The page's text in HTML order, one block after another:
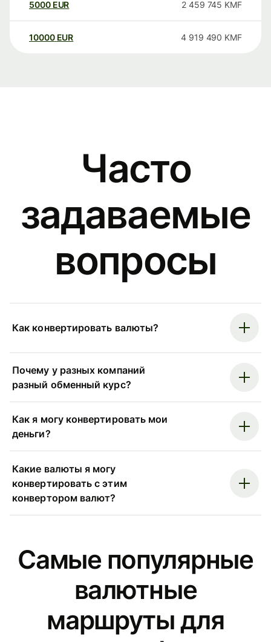
5000 EUR 2 459 745 KMF
10000 EUR 4 919 490 KMF
Часто
задаваемые
вопросы
Как конвертировать валюты?
Почему у разных компаний
разный обменный курс?
Как я могу конвертировать мои
деньги?
Какие валюты я могу
конвертировать с этим
конвертором валют?
Самые популярные
валютные
маршруты для